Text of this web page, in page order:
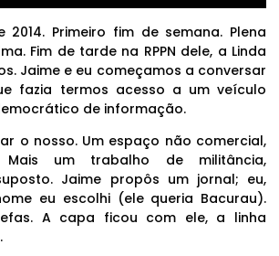
2014. Primeiro fim de semana. Plena
Fim de tarde na RPPN dele, a Linda
Jaime e eu começamos a conversar
fazia termos acesso a um veículo
de informação.
o nosso. Um espaço não comercial,
Mais um trabalho de militância,
Jaime propôs um jornal; eu,
eu escolhi (ele queria Bacurau).
A capa ficou com ele, a linha